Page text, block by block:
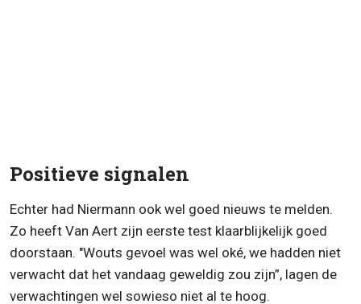
Positieve signalen
Echter had Niermann ook wel goed nieuws te melden.
Zo heeft Van Aert zijn eerste test klaarblijkelijk goed
doorstaan. "Wouts gevoel was wel oké, we hadden niet
verwacht dat het vandaag geweldig zou zijn”, lagen de
verwachtingen wel sowieso niet al te hoog.